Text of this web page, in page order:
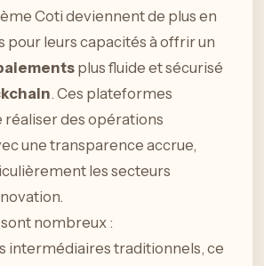
Coti deviennent de plus en
pour leurs capacités à offrir un
plus fluide et sécurisé
. Ces plateformes
des opérations
une transparence accrue,
les secteurs
nombreux :
intermédiaires traditionnels, ce